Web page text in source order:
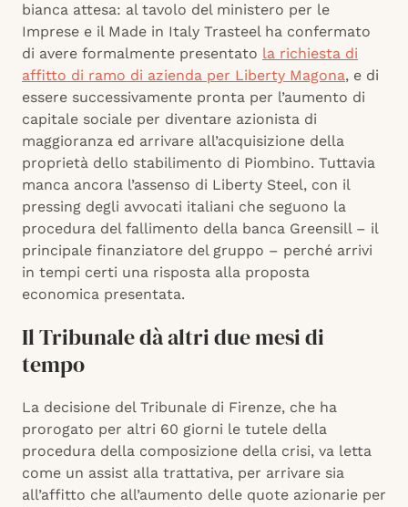
bianca attesa: al tavolo del ministero per le
Imprese e il Made in Italy Trasteel ha confermato
di avere formalmente presentato la richiesta di
affitto di ramo di azienda per Liberty Magona, e di
essere successivamente pronta per l’aumento di
capitale sociale per diventare azionista di
maggioranza ed arrivare all’acquisizione della
proprietà dello stabilimento di Piombino. Tuttavia
manca ancora l’assenso di Liberty Steel, con il
pressing degli avvocati italiani che seguono la
procedura del fallimento della banca Greensill – il
principale finanziatore del gruppo – perché arrivi
in tempi certi una risposta alla proposta
economica presentata.
Il Tribunale dà altri due mesi di
tempo
La decisione del Tribunale di Firenze, che ha
prorogato per altri 60 giorni le tutele della
procedura della composizione della crisi, va letta
come un assist alla trattativa, per arrivare sia
all’affitto che all’aumento delle quote azionarie per